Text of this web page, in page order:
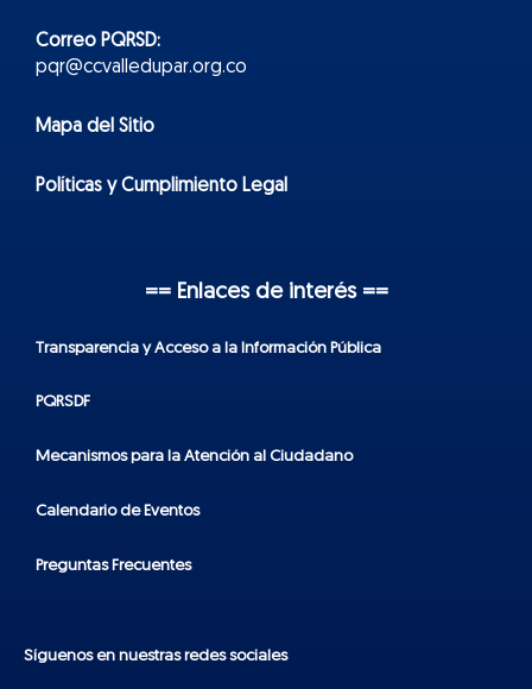
Correo PQRSD:
pqr@ccvalledupar.org.co
Mapa del Sitio
Políticas y Cumplimiento Legal
== Enlaces de interés ==
Transparencia y Acceso a la Información Pública
PQRSDF
Mecanismos para la Atención al Ciudadano
Calendario de Eventos
Preguntas Frecuentes
Síguenos en nuestras redes sociales